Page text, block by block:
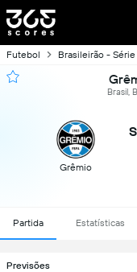
Futebol Brasileirão - Série
Brasil,
Grêmio
Partida Estatísticas
Previsões